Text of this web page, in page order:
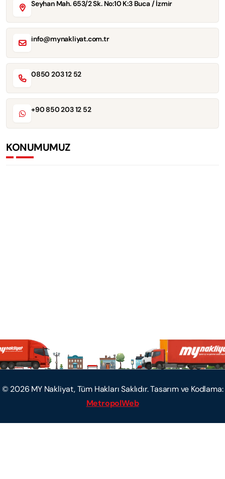
Seyhan Mah. 653/2 Sk. No:10 K:3 Buca / İzmir
info@mynakliyat.com.tr
0850 203 12 52
+90 850 203 12 52
KONUMUMUZ
© 2026 MY Nakliyat, Tüm Hakları Saklıdır. Tasarım ve Kodlama:
MetropolWeb